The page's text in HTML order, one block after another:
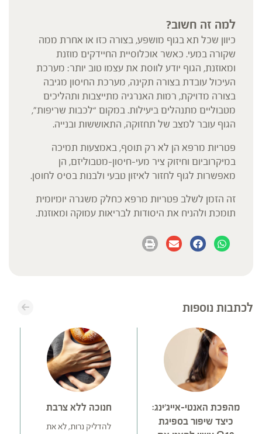
למה זה חשוב?
כיוון שכל תא בגוף מושפע, בצורה כזו או אחרת ממה
שקורה במעי. כאשר אוכלוסיית החיידקים מוזנת
ומאוזנת, הגוף יודע לווסת את עצמו טוב יותר: מערכת
העיכול עובדת בצורה תקינה, מערכת החיסון מגיבה
בצורה מדויקת, רמות האנרגיה מתייצבות ותהליכים
מטבוליים מתנהלים ביעילות. במקום “לכבות שריפות”,
הגוף עובר למצב של תחזוקה, התאוששות ובנייה.
פטריות מרפא הן לא רק תוסף, באמצעות תמיכה
במיקרוביום וחיזוק ציר מעי-חיסון-מטבוליזם, הן
מאפשרות לגוף לחזור לאיזון טבעי ולבנות בסיס לחוסן.
זה הזמן לשלב פטריות מרפא כחלק משגרה יומיומית
תומכת ולהניח את היסודות לבריאות עמוקה ומאוזנת.
לכתבות נוספות
מהפכת האנטי-אייג'ינג:
כיצד שיפור בספיגת
חנוכה ללא צרבת
להדליק נרות, לא את